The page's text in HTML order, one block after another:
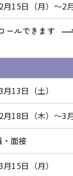
月15日（月）～2
ールできます
13日（土）
月18日（木）～3
面接
15日（月）